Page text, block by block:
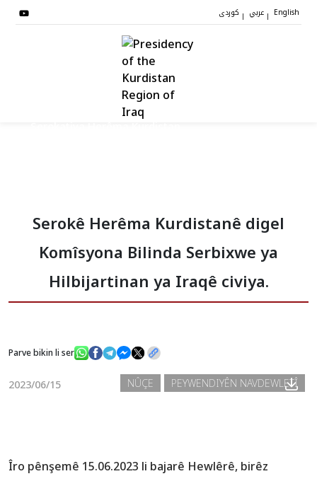
| | English
Cîgirên Serok
Nûçe
Serokê Herêma Kurdistanê digel
Komîsyona Bilinda Serbixwe ya
Hilbijartinan ya Iraqê civiya.
Parve bikin li ser
2023/06/15 PEYWENDIYÊN NAVDEWLETÎ
NÛÇE
Îro pênşemê 15.06.2023 li bajarê Hewlêrê, birêz